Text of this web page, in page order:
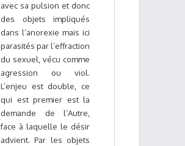
avec sa pulsion et donc
des objets impliqués
dans l’anorexie mais ici
parasités par l’effraction
du sexuel, vécu comme
agression ou viol.
L’enjeu est double, ce
qui est premier est la
demande de l’Autre,
face à laquelle le désir
advient. Par les objets